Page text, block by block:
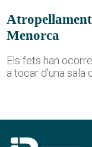
Menorca
Els fets han
a tocar d'una sala